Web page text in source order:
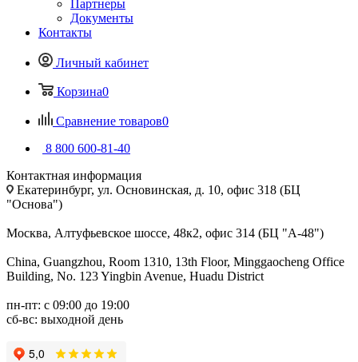
Партнеры
Документы
Контакты
Личный кабинет
Корзина0
Сравнение товаров0
8 800 600-81-40
Контактная информация
Екатеринбург, ул. Основинская, д. 10, офис 318 (БЦ
"Основа")
Москва, Алтуфьевское шоссе, 48к2, офис 314 (БЦ "А-48")
China, Guangzhou, Room 1310, 13th Floor, Minggaocheng Office
Building, No. 123 Yingbin Avenue, Huadu District
пн-пт: с 09:00 до 19:00
сб-вс: выходной день